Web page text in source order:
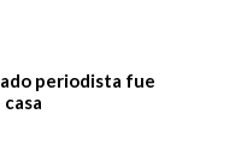
periodista fue